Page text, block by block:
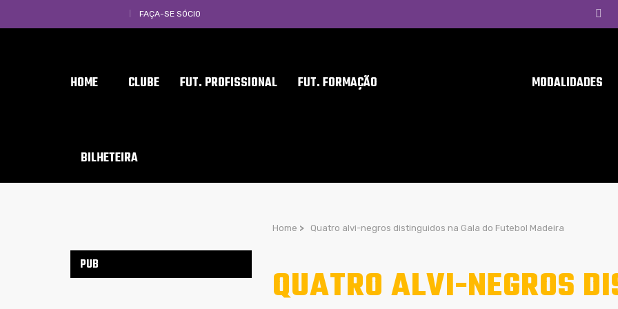
FAÇA-SE SÓCIO
HOME CLUBE FUT. PROFISSIONAL FUT. FORMAÇÃO MODALIDADES
BILHETEIRA
Home > Quatro alvi-negros distinguidos na Gala do Futebol Madeira
QUATRO ALVI-NEGROS
PUB